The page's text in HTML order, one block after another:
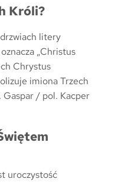
Króli?
litery
„Christus
Chrystus
imiona Trzech
Gaspar / pol. Kacper
uroczystość